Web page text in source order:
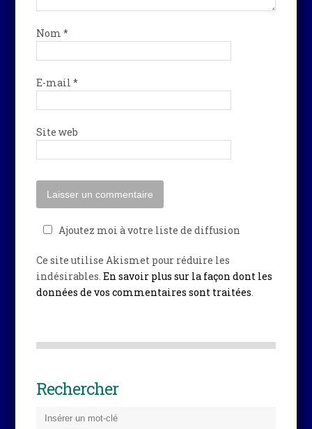
Nom*
E-mail*
Site web
Ajoutez moi à votre liste de diffusion
Ce site utilise Akismet pour réduire les
indésirables.En savoir plus sur la façon dont les
données de vos commentaires sont traitées.
Rechercher